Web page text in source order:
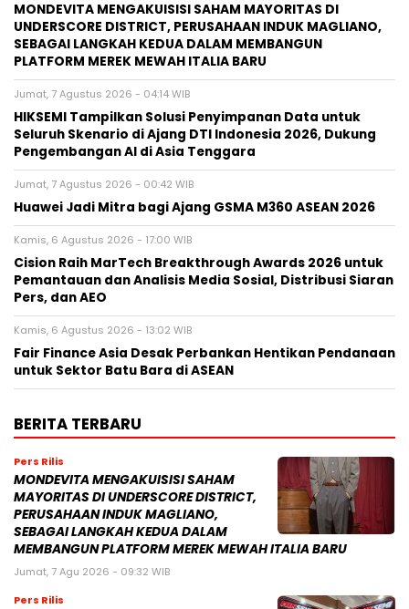
MONDEVITA MENGAKUISISI SAHAM MAYORITAS DI
UNDERSCORE DISTRICT, PERUSAHAAN INDUK MAGLIANO,
SEBAGAI LANGKAH KEDUA DALAM MEMBANGUN
PLATFORM MEREK MEWAH ITALIA BARU
Jumat, 7 Agustus 2026 - 04:14 WIB
HIKSEMI Tampilkan Solusi Penyimpanan Data untuk
Seluruh Skenario di Ajang DTI Indonesia 2026, Dukung
Pengembangan AI di Asia Tenggara
Jumat, 7 Agustus 2026 - 00:42 WIB
Huawei Jadi Mitra bagi Ajang GSMA M360 ASEAN 2026
Kamis, 6 Agustus 2026 - 17:00 WIB
Cision Raih MarTech Breakthrough Awards 2026 untuk
Pemantauan dan Analisis Media Sosial, Distribusi Siaran
Pers, dan AEO
Kamis, 6 Agustus 2026 - 13:02 WIB
Fair Finance Asia Desak Perbankan Hentikan Pendanaan
untuk Sektor Batu Bara di ASEAN
BERITA TERBARU
Pers Rilis
MONDEVITA MENGAKUISISI SAHAM
MAYORITAS DI UNDERSCORE DISTRICT,
PERUSAHAAN INDUK MAGLIANO,
SEBAGAI LANGKAH KEDUA DALAM
MEMBANGUN PLATFORM MEREK MEWAH ITALIA BARU
Jumat, 7 Agu 2026 - 09:32 WIB
Pers Rilis